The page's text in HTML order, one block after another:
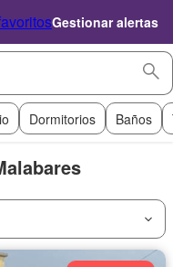
Gestionar alertas
Dormitorios Baños